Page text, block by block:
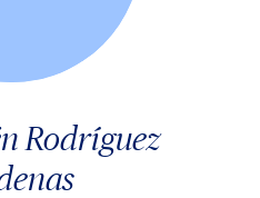
Rodríguez